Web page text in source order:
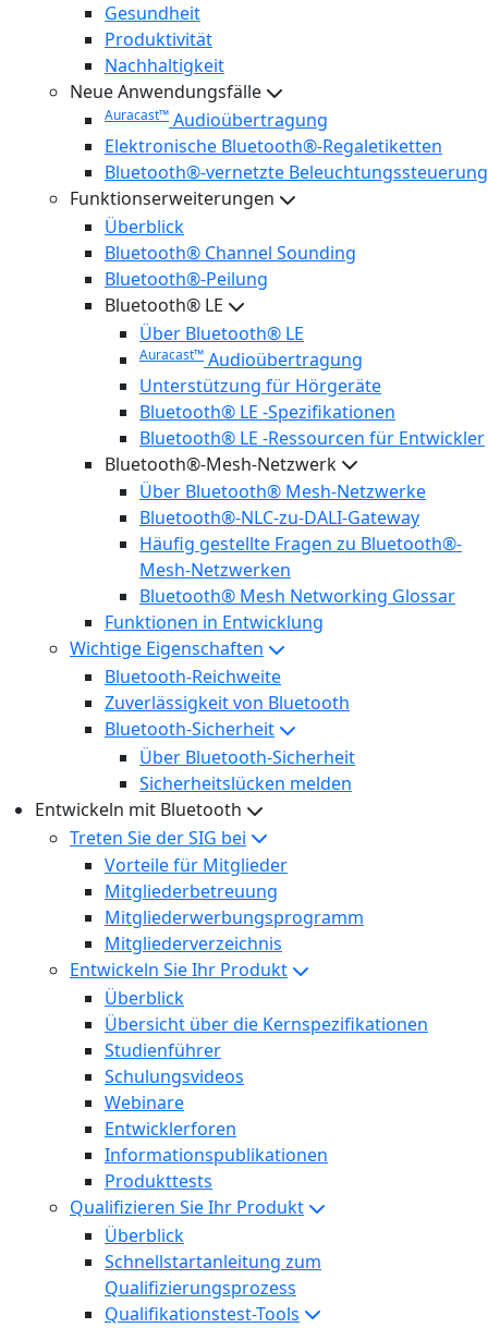
Gesundheit
Produktivität
Nachhaltigkeit
Neue Anwendungsfälle
Auracast™ Audioübertragung
Elektronische Bluetooth®-Regaletiketten
Bluetooth®-vernetzte Beleuchtungssteuerung
Funktionserweiterungen
Überblick
Bluetooth® Channel Sounding
Bluetooth®-Peilung
Bluetooth® LE
Über Bluetooth® LE
Auracast™ Audioübertragung
Unterstützung für Hörgeräte
Bluetooth® LE -Spezifikationen
Bluetooth® LE -Ressourcen für Entwickler
Bluetooth®-Mesh-Netzwerk
Über Bluetooth® Mesh-Netzwerke
Bluetooth®-NLC-zu-DALI-Gateway
Häufig gestellte Fragen zu Bluetooth®-
Mesh-Netzwerken
Bluetooth® Mesh Networking Glossar
Funktionen in Entwicklung
Wichtige Eigenschaften
Bluetooth-Reichweite
Zuverlässigkeit von Bluetooth
Bluetooth-Sicherheit
Über Bluetooth-Sicherheit
Sicherheitslücken melden
Entwickeln mit Bluetooth
Treten Sie der SIG bei
Vorteile für Mitglieder
Mitgliederbetreuung
Mitgliederwerbungsprogramm
Mitgliederverzeichnis
Entwickeln Sie Ihr Produkt
Überblick
Übersicht über die Kernspezifikationen
Studienführer
Schulungsvideos
Webinare
Entwicklerforen
Informationspublikationen
Produkttests
Qualifizieren Sie Ihr Produkt
Überblick
Schnellstartanleitung zum
Qualifizierungsprozess
Qualifikationstest-Tools